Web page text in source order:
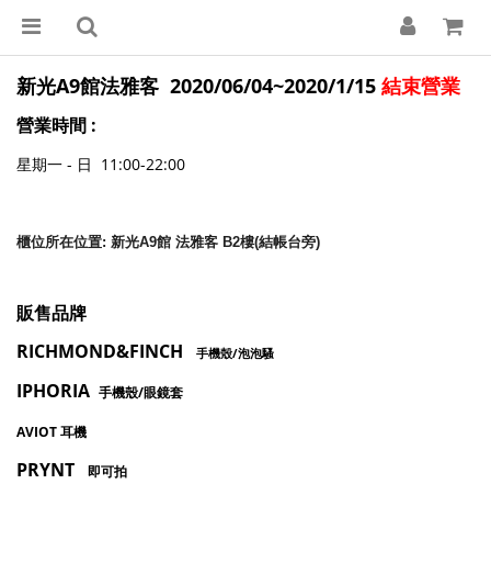
新光A9館法雅客 2020/06/04~2020/1/15 結束營業
營業時間 :
星期一 - 日 11:00-22:00
櫃位所在位置: 新光A9館 法雅客 B2樓(結帳台旁)
販售品牌
RICHMOND&FINCH 手機殼/泡泡騷
IPHORIA 手機殼/眼鏡套
AVIOT 耳機
PRYNT 即可拍